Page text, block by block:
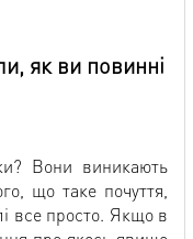
як ви повинні
Вони виникають
що таке почуття,
все просто. Якщо в